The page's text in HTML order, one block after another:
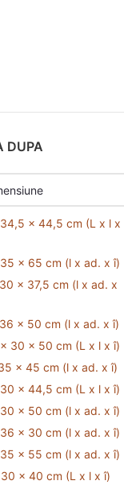
DUPA
x 44,5 cm (L x l x
x 65 cm (l x ad. x î)
x 37,5 cm (l x ad. x
x 50 cm (l x ad. x î)
30 x 50 cm (L x l x î)
x 45 cm (l x ad. x î)
x 44,5 cm (L x l x î)
x 50 cm (l x ad. x î)
x 30 cm (l x ad. x î)
x 55 cm (l x ad. x î)
x 40 cm (L x l x î)